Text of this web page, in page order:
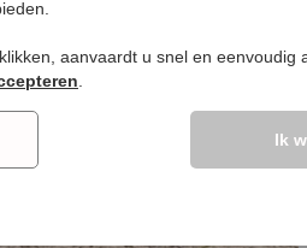
aanvaardt u snel en eenvoudig
Ik